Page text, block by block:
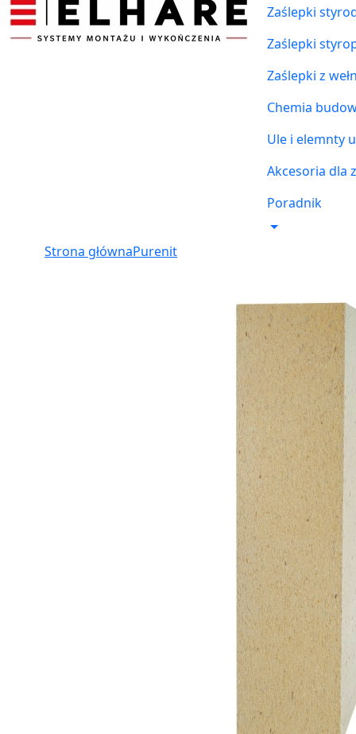
Zaślepki
Zaślepki
Zaślepki z
Chemia
Ule i elemnty
Akcesoria dla
Poradnik
Strona głównaPurenit